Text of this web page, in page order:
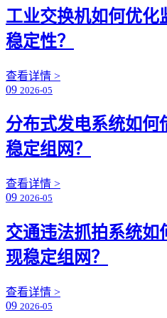
工业交换机如何优化
稳定性？
查看详情 >
09 2026-05
分布式发电系统如何
稳定组网？
查看详情 >
09 2026-05
交通违法抓拍系统如
现稳定组网？
查看详情 >
09 2026-05